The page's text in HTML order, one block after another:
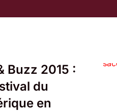
Buzz 2015 :
du
en